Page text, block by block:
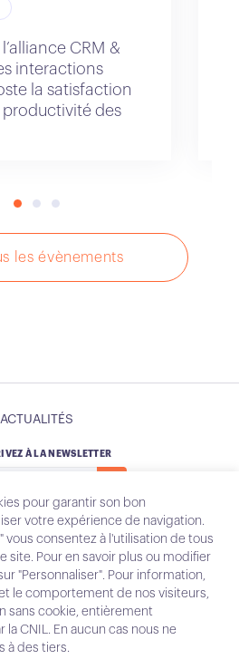
CRM &
interactions
la satisfaction
des
les évènements
ACTUALITÉS
À LA NEWSLETTER
Email
Contact
pour garantir son bon
votre expérience de navigation.
vous consentez à l'utilisation de tous
site. Pour en savoir plus ou modifier
"Personnaliser". Pour information,
le comportement de nos visiteurs,
sans cookie, entièrement
CNIL. En aucun cas nous ne
à des tiers.